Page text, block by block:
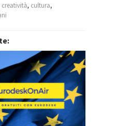
creatività, cultura,